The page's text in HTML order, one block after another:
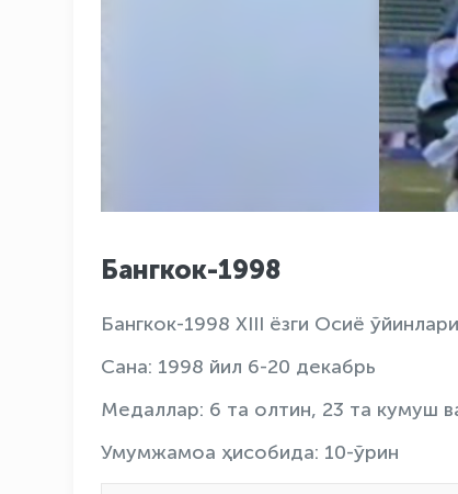
Бангкок-1998
Бангкок-1998 XIII ёзги Осиё ўйинлари
Сана: 1998 йил 6-20 декабрь
Медаллар: 6 та олтин, 23 та кумуш
Умумжамоа ҳисобида: 10-ўрин